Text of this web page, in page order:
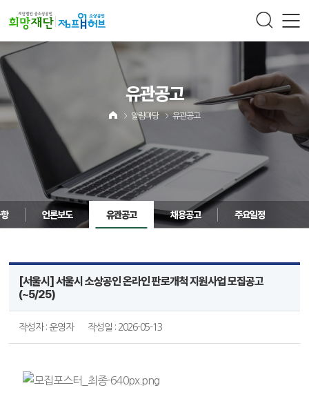
유관공고
알림마당 유관공고
언론보도 유관공고 채용공고 주요일정
[서울시] 서울시 소상공인 온라인 판로개척 지원사업 모집공고
(~5/25)
작성자 : 운영자 작성일 : 2026-05-13